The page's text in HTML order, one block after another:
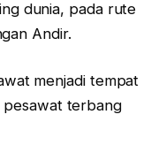
dunia, pada rute
Andir.
menjadi tempat
pesawat terbang